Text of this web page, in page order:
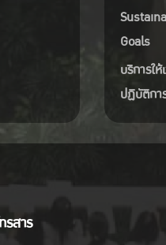
Goals
บริการใ
ปฏิบัติกา
รสาร